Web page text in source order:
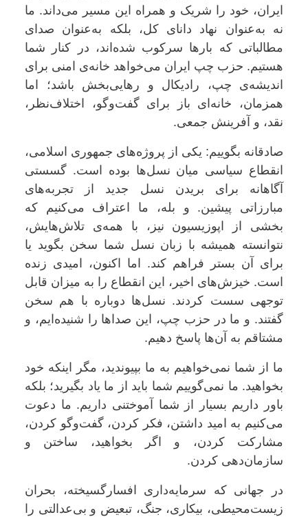
ایران، خود را شریک و همراه این مسیر می‌داند. ما
نه به‌عنوان نهاد دانای کل، بلکه به‌عنوان صدای
مطالباتی که بارها سرکوب شده‌اند، در کنار شما
هستیم. حزب چپ ایران می‌خواهد خانه‌ی امنی برای
اندیشه‌ی چپ، رادیکال و رهایی‌بخش باشد؛ اما
همزمان، خانه‌ای باز برای گفت‌وگو، اختلاف‌نظر،
نقد، و آفرینش جمعی.
صادقانه بگوییم: یکی از پروژه‌های جمهوری اسلامی،
انقطاع سیاسی میان نسل‌ها بوده است. گسستی
آگاهانه برای بریدن نسل جدید از تجربه‌های
مبارزاتی پیشین. و بله، ما اعتراف می‌کنیم که
بخشی از اپوزیسیون نیز، با همه‌ی تلاش‌هایش،
نتوانسته همیشه با زبان نسل شما سخن بگوید یا
برای آن بستر فراهم کند. اما اکنون، امیدی زنده
است. خیزش‌های اخیر، این انقطاع را به میزان قابل
توجهی سست کردند. نسل‌ها دوباره با هم سخن
گفتند. و ما در حزب چپ، این صداها را شنیده‌ایم، و
مشتاقم به آن‌ها پاسخ ‌دهیم.
ما از شما نمی‌خواهیم به ما بپیوندید، مگر اینکه خود
بخواهید. ما نمی‌گوییم شما باید از ما یاد بگیرید؛ بلکه
باور داریم بسیار از شما آموختنی داریم. ما دعوت
می‌کنیم به امید داشتن، فکر کردن، گفت‌وگو کردن،
مشارکت کردن، و اگر بخواهید، ساختن و
سازمان‌دهی کردن.
در جهانی که سرمایه‌داری افسارگسیخته، بحران
زیست‌محیطی، بیکاری، جنگ، تبعیض و بی‌عدالتی را